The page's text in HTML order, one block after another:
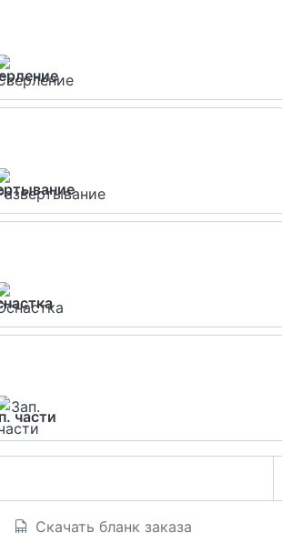
части
Скачать бланк заказа